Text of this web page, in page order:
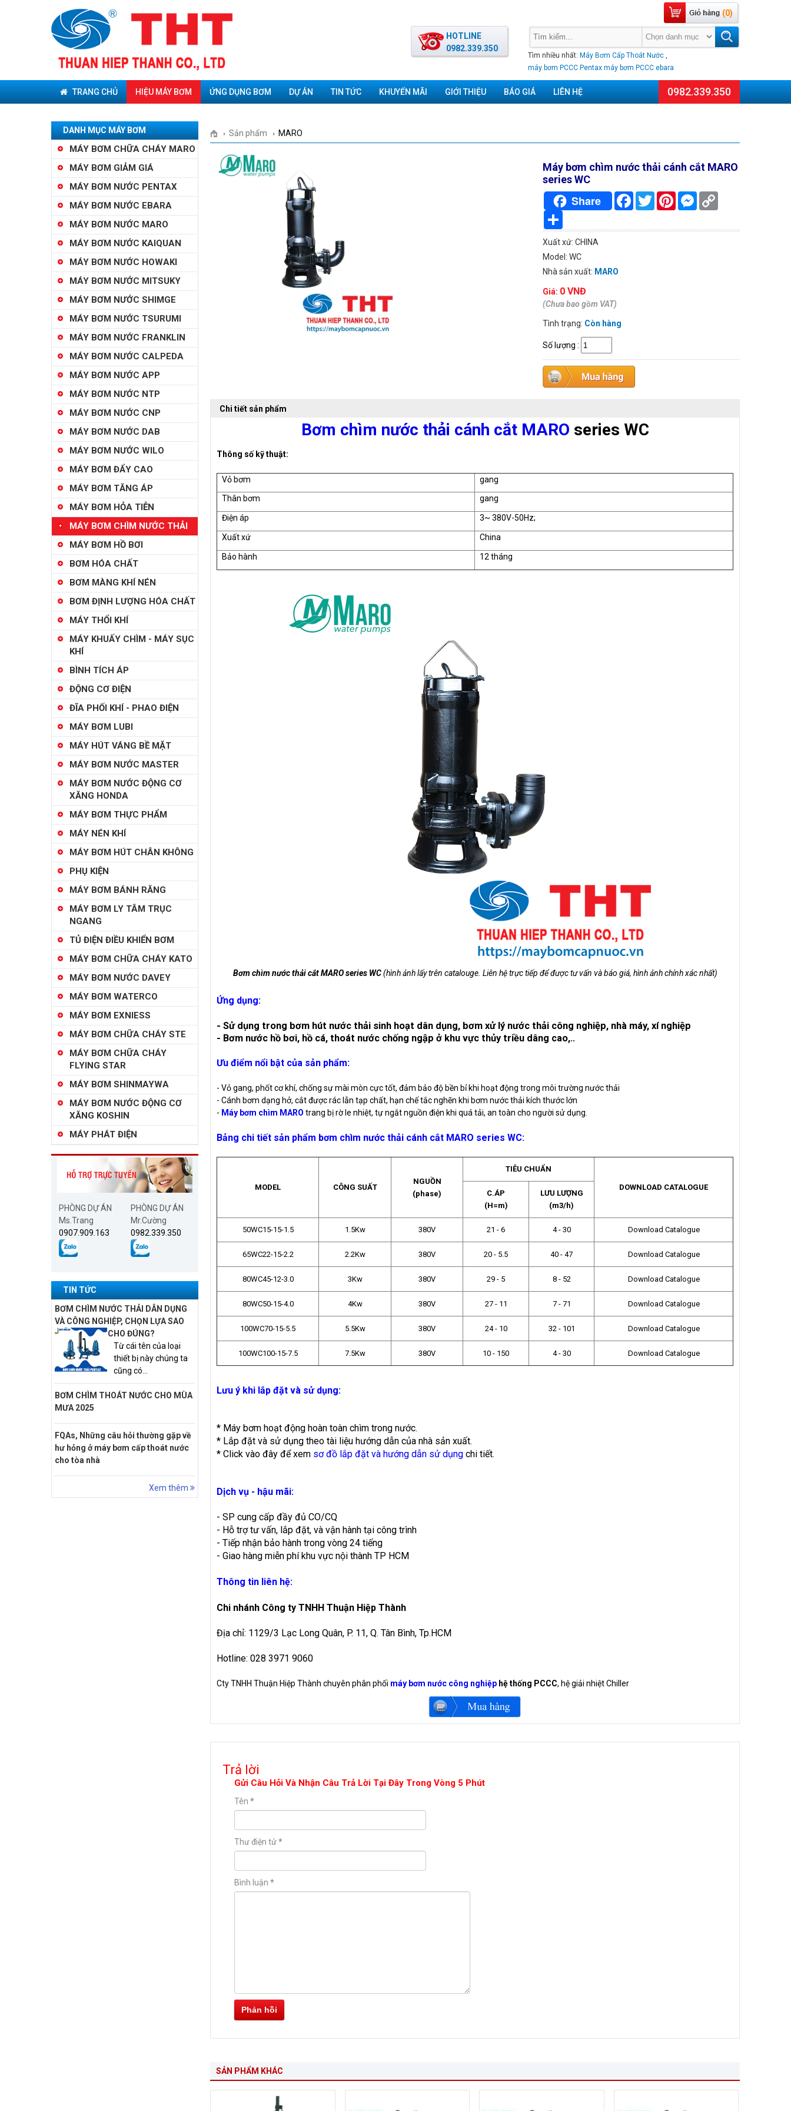
(0)
Tìm nhiều nhất: Máy Bơm Cấp Thoát Nước ,
máy bơm PCCC Pentax máy bơm PCCC ebara
HOTLINE
0982.339.350
TRANG CHỦ HIỆU MÁY BƠM ỨNG DỤNG BƠM DỰ ÁN TIN TỨC KHUYẾN MÃI GIỚI THIỆU BÁO GIÁ LIÊN HỆ 0982.339.350
DANH MỤC MÁY BƠM
MÁY BƠM CHỮA CHÁY MARO
MÁY BƠM GIẢM GIÁ
MÁY BƠM NƯỚC PENTAX
MÁY BƠM NƯỚC EBARA
MÁY BƠM NƯỚC MARO
MÁY BƠM NƯỚC KAIQUAN
MÁY BƠM NƯỚC HOWAKI
MÁY BƠM NƯỚC MITSUKY
MÁY BƠM NƯỚC SHIMGE
MÁY BƠM NƯỚC TSURUMI
MÁY BƠM NƯỚC FRANKLIN
MÁY BƠM NƯỚC CALPEDA
MÁY BƠM NƯỚC APP
MÁY BƠM NƯỚC NTP
MÁY BƠM NƯỚC CNP
MÁY BƠM NƯỚC DAB
MÁY BƠM NƯỚC WILO
MÁY BƠM ĐẨY CAO
MÁY BƠM TĂNG ÁP
MÁY BƠM HỎA TIỄN
MÁY BƠM CHÌM NƯỚC THẢI
MÁY BƠM HỒ BƠI
BƠM HÓA CHẤT
BƠM MÀNG KHÍ NÉN
BƠM ĐỊNH LƯỢNG HÓA CHẤT
MÁY THỔI KHÍ
MÁY KHUẤY CHÌM - MÁY SỤC
KHÍ
BÌNH TÍCH ÁP
ĐỘNG CƠ ĐIỆN
ĐĨA PHỐI KHÍ - PHAO ĐIỆN
MÁY BƠM LUBI
MÁY HÚT VÁNG BỀ MẶT
MÁY BƠM NƯỚC MASTER
MÁY BƠM NƯỚC ĐỘNG CƠ
XĂNG HONDA
MÁY BƠM THỰC PHẨM
MÁY NÉN KHÍ
MÁY BƠM HÚT CHÂN KHÔNG
PHỤ KIỆN
MÁY BƠM BÁNH RĂNG
MÁY BƠM LY TÂM TRỤC
NGANG
TỦ ĐIỆN ĐIỀU KHIỂN BƠM
MÁY BƠM CHỮA CHÁY KATO
MÁY BƠM NƯỚC DAVEY
MÁY BƠM WATERCO
MÁY BƠM EXNIESS
MÁY BƠM CHỮA CHÁY STE
MÁY BƠM CHỮA CHÁY
FLYING STAR
MÁY BƠM SHINMAYWA
MÁY BƠM NƯỚC ĐỘNG CƠ
XĂNG KOSHIN
MÁY PHÁT ĐIỆN
PHÒNG DỰ ÁN
Ms.Trang
0907.909.163
PHÒNG DỰ ÁN
Mr.Cường
0982.339.350
TIN TỨC
BƠM CHÌM NƯỚC THẢI DÂN DỤNG
VÀ CÔNG NGHIỆP, CHỌN LỰA SAO
CHO ĐÚNG?
Từ cái tên của loại
thiết bị này chúng ta
cũng có...
BƠM CHÌM THOÁT NƯỚC CHO MÙA
MƯA 2025
FQAs, Những câu hỏi thường gặp về
hư hỏng ở máy bơm cấp thoát nước
cho tòa nhà
Xem thêm
Sản phẩm MARO
Máy bơm chìm nước thải cánh cắt MARO
series WC
Share FacebookTwitterPinterestMessenger
Xuất xứ: CHINA
Model: WC
Nhà sản xuất: MARO
Giá: 0 VNĐ
(Chưa bao gồm VAT)
Tình trạng: Còn hàng
Số lượng :
Chi tiết sản phẩm
Bơm chìm nước thải cánh cắt MARO series WC
Thông số kỹ thuật:
Vỏ bơm
gang
Thân bơm
gang
Điện áp 3~ 380V-50Hz;
Xuất xứ China
Bảo hành 12 tháng
Bơm chìm nước thải cắt MARO series WC(hình ảnh lấy trên catalouge. Liên hệ trực tiếp để được tư vấn và báo giá, hình ảnh chính xác nhất)
Ứng dụng:
- Sử dụng trong bơm hút nước thải sinh hoạt dân dụng, bơm xử lý nước thải công nghiệp, nhà máy, xí nghiệp
- Bơm nước hồ bơi, hồ cá, thoát nước chống ngập ở khu vực thủy triều dâng cao,..
Ưu điểm nổi bật của sản phẩm:
- Vỏ gang, phốt cơ khí, chống sự mài mòn cực tốt, đảm bảo độ bền bỉ khi hoạt động trong môi trường nước thải
- Cánh bơm dạng hở, cắt được rác lẫn tạp chất, hạn chế tắc nghẽn khi bơm nước thải kích thước lớn
- Máy bơm chìm MARO trang bị rờ le nhiệt, tự ngắt nguồn điện khi quá tải, an toàn cho người sử dụng.
Bảng chi tiết sản phẩm bơm chìm nước thải cánh cắt MARO series WC:
MODEL CÔNG SUẤT
NGUỒN
(phase)
TIÊU CHUẨN
DOWNLOAD CATALOGUE
C.ÁP
(H=m)
LƯU LƯỢNG
(m3/h)
50WC15-15-1.5 1.5Kw 380V 21 - 6 4 - 30 Download Catalogue
65WC22-15-2.2 2.2Kw 380V 20 - 5.5 40 - 47 Download Catalogue
80WC45-12-3.0 3Kw 380V 29 - 5 8 - 52 Download Catalogue
80WC50-15-4.0 4Kw 380V 27 - 11 7 - 71 Download Catalogue
100WC70-15-5.5 5.5Kw 380V 24 - 10 32 - 101 Download Catalogue
100WC100-15-7.5 7.5Kw 380V 10 - 150 4 - 30 Download Catalogue
Lưu ý khi lắp đặt và sử dụng:
* Máy bơm hoạt động hoàn toàn chìm trong nước.
* Lắp đặt và sử dụng theo tài liệu hướng dẫn của nhà sản xuất.
* Click vào đây để xem sơ đồ lắp đặt và hướng dẫn sử dụng chi tiết.
Dịch vụ - hậu mãi:
- SP cung cấp đầy đủ CO/CQ
- Hỗ trợ tư vấn, lắp đặt, và vận hành tại công trình
- Tiếp nhận bảo hành trong vòng 24 tiếng
- Giao hàng miễn phí khu vực nội thành TP HCM
Thông tin liên hệ:
Chi nhánh Công ty TNHH Thuận Hiệp Thành
Địa chỉ: 1129/3 Lạc Long Quân, P. 11, Q. Tân Bình, Tp.HCM
Hotline: 028 3971 9060
Cty TNHH Thuận Hiệp Thành chuyên phân phối máy bơm nước công nghiệp hệ thống PCCC, hệ giải nhiệt Chiller
Trả lời
Gửi Câu Hỏi Và Nhận Câu Trả Lời Tại Đây Trong Vòng 5 Phút
Tên *
Thư điện tử*
Bình luận *
Phản hồi
SẢN PHẨM KHÁC